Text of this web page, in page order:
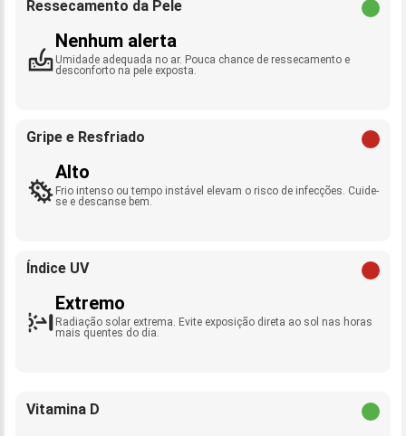
Ressecamento da Pele
Nenhum alerta
Umidade adequada no ar. Pouca chance de ressecamento e
desconforto na pele exposta.
Gripe e Resfriado
Alto
Frio intenso ou tempo instável elevam o risco de infecções. Cuide-
se e descanse bem.
Índice UV
Extremo
Radiação solar extrema. Evite exposição direta ao sol nas horas
mais quentes do dia.
Vitamina D